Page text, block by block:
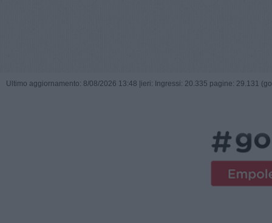
Ultimo aggiornamento: 8/08/2026 13:48 | ieri: Ingressi: 20.335 pagine: 29.131